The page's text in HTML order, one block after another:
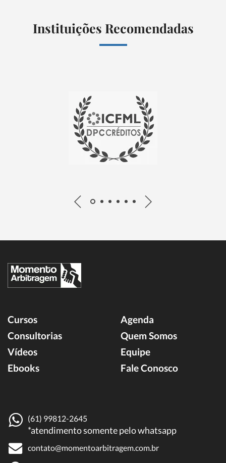
Instituições Recomendadas
Cursos
Consultorias
Vídeos
Ebooks
Agenda
Quem Somos
Equipe
Fale Conosco
(61) 99812-2645
*atendimento somente pelo whatsapp
contato@momentoarbitragem.com.br